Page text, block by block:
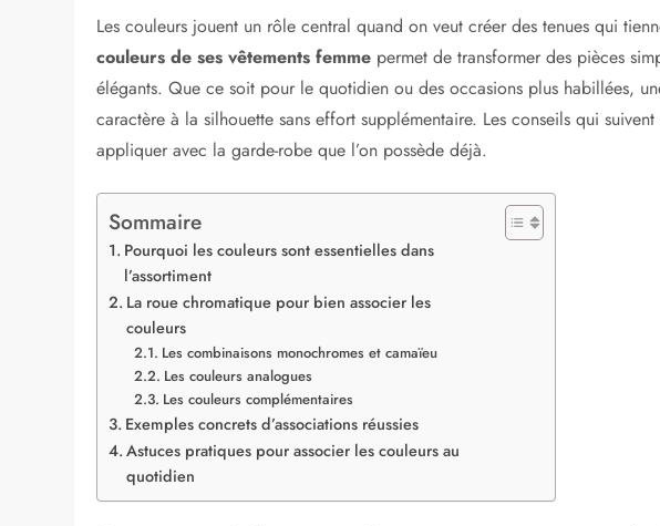
Les couleurs jouent un rôle central quand on veut créer des tenues qui
couleurs de ses vêtements femme permet de transformer des pièces
élégants. Que ce soit pour le quotidien ou des occasions plus habillées,
caractère à la silhouette sans effort supplémentaire. Les conseils qui
appliquer avec la garde-robe que l’on possède déjà.
Sommaire
Pourquoi les couleurs sont essentielles dans
l’assortiment
La roue chromatique pour bien associer les
couleurs
Les combinaisons monochromes et camaïeu
Les couleurs analogues
Les couleurs complémentaires
Exemples concrets d’associations réussies
Astuces pratiques pour associer les couleurs au
quotidien